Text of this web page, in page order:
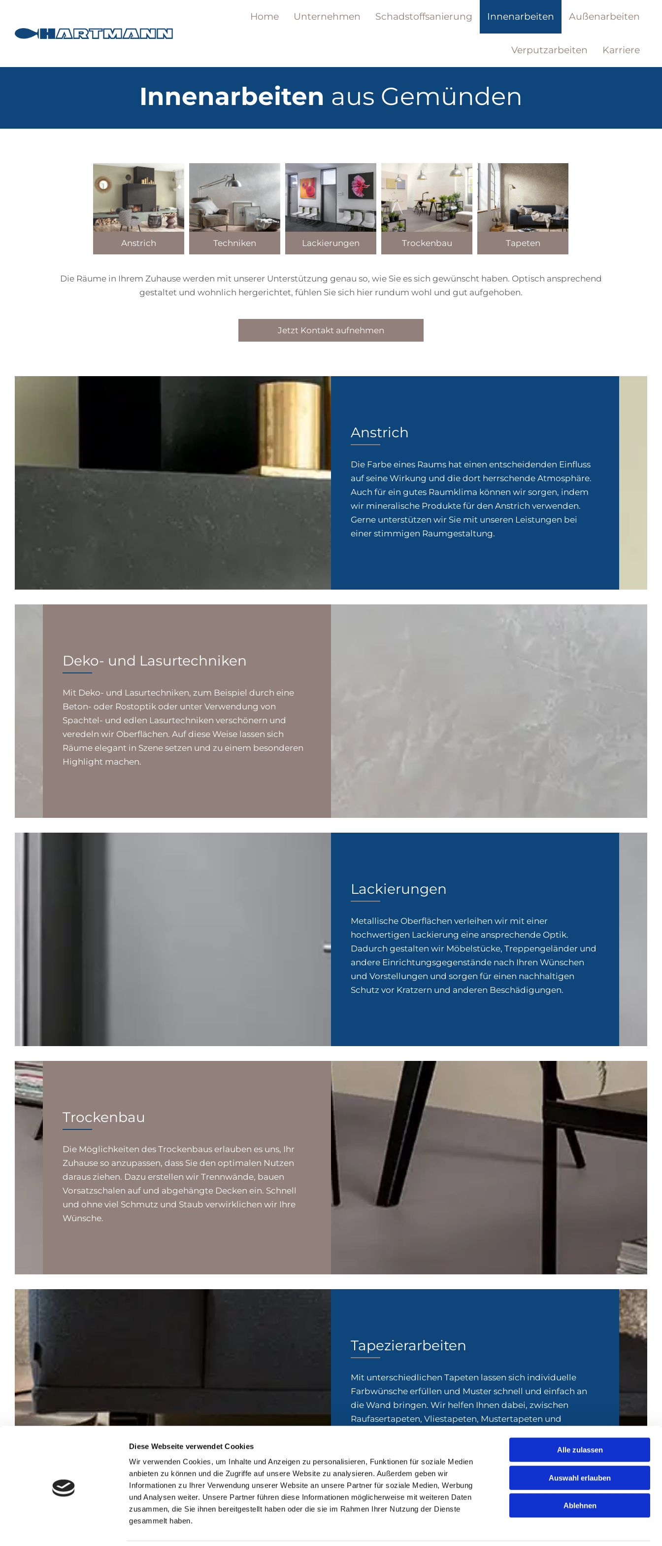
Diese Webseite verwendet Cookies
Wir verwenden Cookies, um Inhalte und Anzeigen zu personalisieren, Funktionen für soziale Medien
anbieten zu können und die Zugriffe auf unsere Website zu analysieren. Außerdem geben wir
Informationen zu Ihrer Verwendung unserer Website an unsere Partner für soziale Medien, Werbung
und Analysen weiter. Unsere Partner führen diese Informationen möglicherweise mit weiteren Daten
zusammen, die Sie ihnen bereitgestellt haben oder die sie im Rahmen Ihrer Nutzung der Dienste
gesammelt haben.
Alle zulassen
Auswahl erlauben
Ablehnen
Home Unternehmen Schadstoffsanierung Innenarbeiten Außenarbeiten
Verputzarbeiten Karriere
Innenarbeiten aus Gemünden
Anstrich Techniken Lackierungen Trockenbau Tapeten
Die Räume in Ihrem Zuhause werden mit unserer Unterstützung genau so, wie Sie es sich gewünscht haben. Optisch ansprechend
gestaltet und wohnlich hergerichtet, fühlen Sie sich hier rundum wohl und gut aufgehoben.
Jetzt Kontakt aufnehmen
Anstrich
Die Farbe eines Raums hat einen entscheidenden Einfluss
auf seine Wirkung und die dort herrschende Atmosphäre.
Auch für ein gutes Raumklima können wir sorgen, indem
wir mineralische Produkte für den Anstrich verwenden.
Gerne unterstützen wir Sie mit unseren Leistungen bei
einer stimmigen Raumgestaltung.
Deko- und Lasurtechniken
Mit Deko- und Lasurtechniken, zum Beispiel durch eine
Beton- oder Rostoptik oder unter Verwendung von
Spachtel- und edlen Lasurtechniken verschönern und
veredeln wir Oberflächen. Auf diese Weise lassen sich
Räume elegant in Szene setzen und zu einem besonderen
Highlight machen.
Lackierungen
Metallische Oberflächen verleihen wir mit einer
hochwertigen Lackierung eine ansprechende Optik.
Dadurch gestalten wir Möbelstücke, Treppengeländer und
andere Einrichtungsgegenstände nach Ihren Wünschen
und Vorstellungen und sorgen für einen nachhaltigen
Schutz vor Kratzern und anderen Beschädigungen.
Trockenbau
Die Möglichkeiten des Trockenbaus erlauben es uns, Ihr
Zuhause so anzupassen, dass Sie den optimalen Nutzen
daraus ziehen. Dazu erstellen wir Trennwände, bauen
Vorsatzschalen auf und abgehängte Decken ein. Schnell
und ohne viel Schmutz und Staub verwirklichen wir Ihre
Wünsche.
Tapezierarbeiten
Mit unterschiedlichen Tapeten lassen sich individuelle
Farbwünsche erfüllen und Muster schnell und einfach an
die Wand bringen. Wir helfen Ihnen dabei, zwischen
Raufasertapeten, Vliestapeten, Mustertapeten und
Tapete mit großer Sorgfalt in dem gewünschten Raum an.
Hofweg 7, 97737 Gemünden am Main
Impressum